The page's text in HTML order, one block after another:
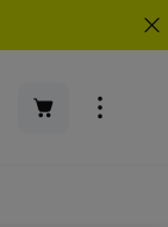
Warenkorb